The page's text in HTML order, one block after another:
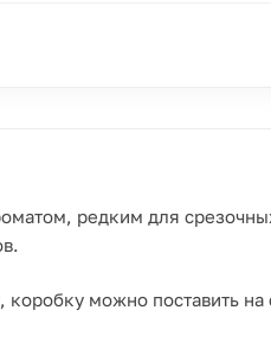
редким для
можно поставить на